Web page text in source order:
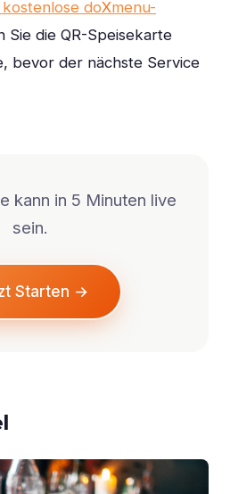
doXmenu-
Sie die QR-Speisekarte
bevor der nächste Service
kann in 5 Minuten live
sein.
Starten →